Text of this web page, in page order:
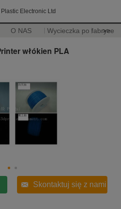
Electronic Ltd
O NAS Wycieczka po fabryce
>>
włókien PLA
Skontaktuj się z nami